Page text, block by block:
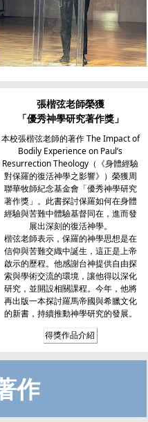
張楷弦老師榮獲
「優秀神學研究著作獎」
本校張楷弦老師的著作 The Impact of
Bodily Experience on Paul’s
Resurrection Theology（《身體經驗
對保羅的復活神學之影響》）榮獲周
聯華牧師紀念基金會「優秀神學研究
著作獎」。此書探討保羅如何在身體
經驗與苦難中體驗基督同在，進而發
展出深刻的復活神學。
楷弦老師表示，保羅的神學思想是在
信仰與苦難交織中誕生，這正是上帝
啟示的歷程。他感謝台神提供自由探
索與學術交流的環境，讓他得以深化
研究，並開設相關課程。今年，他將
再出版一本探討羅馬帝國與希臘文化
的新書，持續推動神學研究的發展。
得獎作品介紹
作